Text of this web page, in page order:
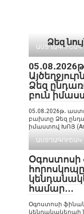
Ձեզ
ԱՍՏՂԱԳՈՒՇԱԿ
Ձեզ
բուն
05․08․2026թ․
բախտը Ձեզ
իմաստով ԽՈՅ
ԱՍՏՂԱԳՈՒՇԱԿ
համար․․․
Օգոստոսի
կենդանակերպի